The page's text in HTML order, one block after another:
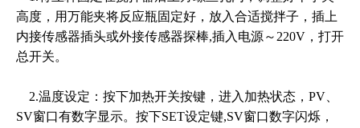
高度，用万能夹将反应瓶固定好，放入合适搅拌子，插上
内接传感器插头或外接传感器探棒,插入电源～220V，打开
总开关。
2.温度设定：按下加热开关按键，进入加热状态，PV、
SV窗口有数字显示。按下SET设定键,SV窗口数字闪烁，